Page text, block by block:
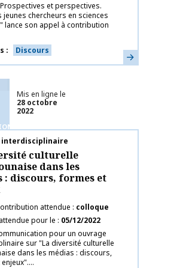
et perspectives.
jeunes chercheurs en sciences
lance son appel à contribution
Discours En savoir plus
Mis en ligne le
28 octobre
2022
publication
interdisciplinaire
culturelle
dans les
: discours, formes et
attendue
colloque
pour le
05/12/2022
pour un ouvrage
sur "La diversité culturelle
dans les médias : discours,